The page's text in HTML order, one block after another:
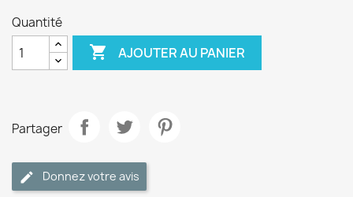
Quantité
 AJOUTER AU PANIER
Partager
Donnez votre avis